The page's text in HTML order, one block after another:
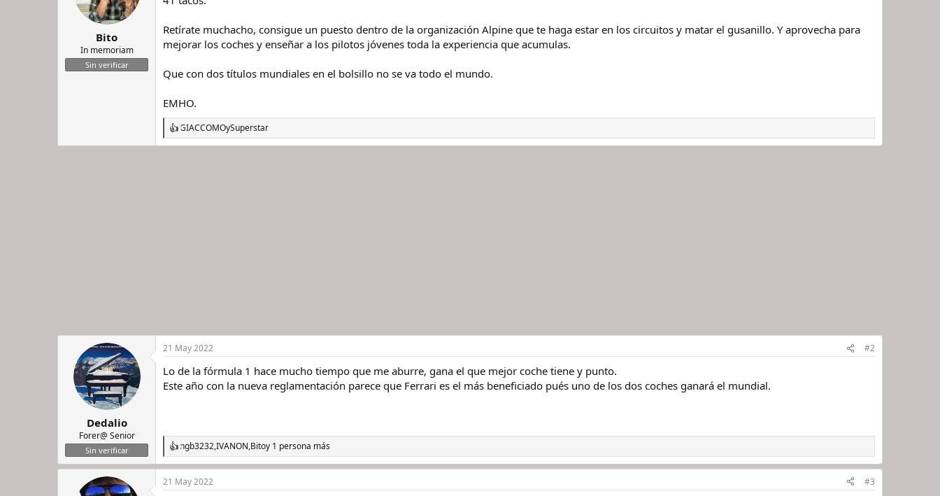
h
i
n
i
c
i
o
Bito
In memoriam
Sin verificar
Retírate muchacho, consigue un puesto dentro de la organización Alpine que te haga estar en los circuitos y matar el gusanillo. Y aprovecha para
mejorar los coches y enseñar a los pilotos jóvenes toda la experiencia que acumulas.
Que con dos títulos mundiales en el bolsillo no se va todo el mundo.
EMHO.
R
e
GIACCOMOySuperstar
Dedalio
Forer@ Senior
Sin verificar
21 May 2022 #2
Lo de la fórmula 1 hace mucho tiempo que me aburre, gana el que mejor coche tiene y punto.
Este año con la nueva reglamentación parece que Ferrari es el más beneficiado pués uno de los dos coches ganará el mundial.
R
e
a
c
ngb3232,IVANON,Bitoy 1 persona más
21 May 2022 #3